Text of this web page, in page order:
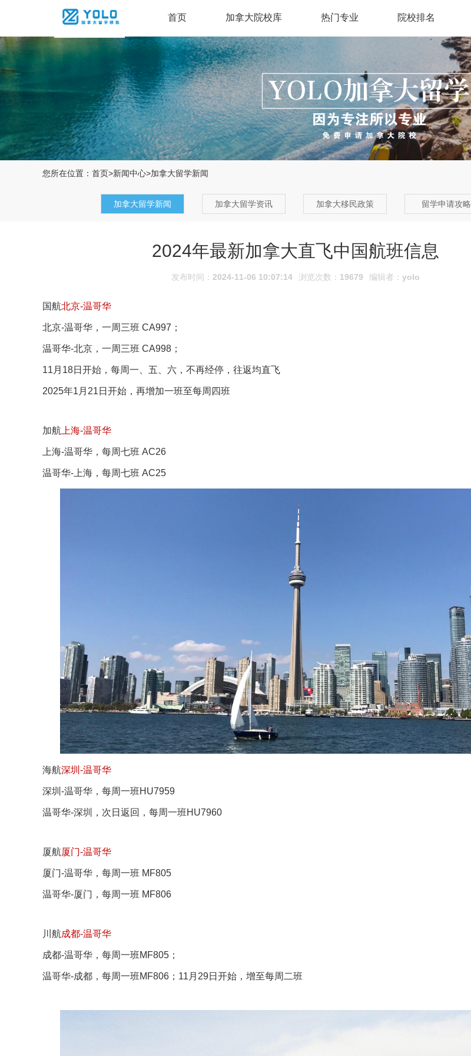
首页 加拿大院校库 热门专业 院校排名
您所在位置： 首页>新闻中心>加拿大留学新闻
加拿大留学新闻 加拿大留学资讯 加拿大移民政策 留学申请攻略
2024年最新加拿大直飞中国航班信息
发布时间： 2024-11-06 10:07:14 浏览次数： 19679 编辑者： yolo
国航北京-温哥华
北京-温哥华，一周三班 CA997；
温哥华-北京，一周三班 CA998；
11月18日开始，每周一、五、六，不再经停，往返均直飞
2025年1月21日开始，再增加一班至每周四班
加航 上海-温哥华
上海-温哥华，每周七班 AC26
温哥华-上海，每周七班 AC25
海航深圳-温哥华
深圳-温哥华，每周一班HU7959
温哥华-深圳，次日返回，每周一班HU7960
厦航厦门-温哥华
厦门-温哥华，每周一班 MF805
温哥华-厦门，每周一班 MF806
川航成都-温哥华
成都-温哥华，每周一班MF805；
温哥华-成都，每周一班MF806；11月29日开始，增至每周二班